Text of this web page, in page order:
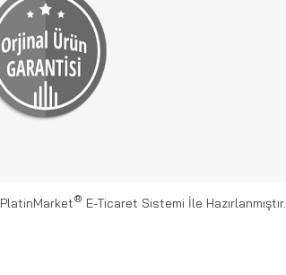
PlatinMarket® E-Ticaret Sistemi İle Hazırlanmıştır.